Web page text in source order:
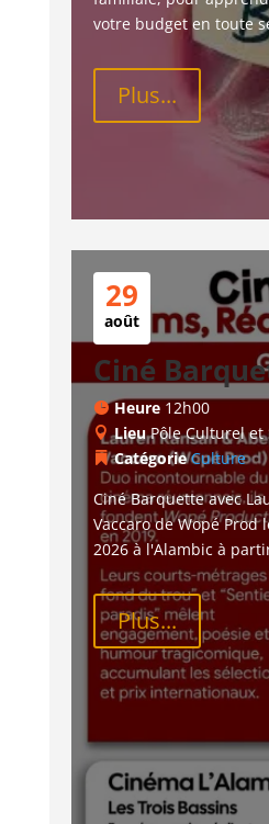
votre budget en toute
Plus...
29
août
Ciné
Heure 12h00
LieuPôle Culturel et
CatégorieCulture
Ciné Barquette avec
Vaccaro de Wopé
2026 à l'Alambic à
Plus...